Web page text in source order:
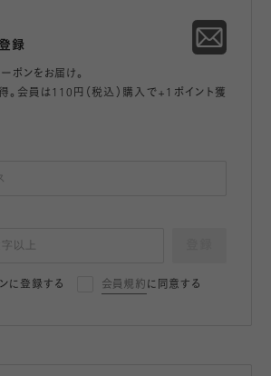
録
ポンをお届け。
。会員は110円（税込）購入で+1ポイント獲
に登録する 会員規約 に同意する